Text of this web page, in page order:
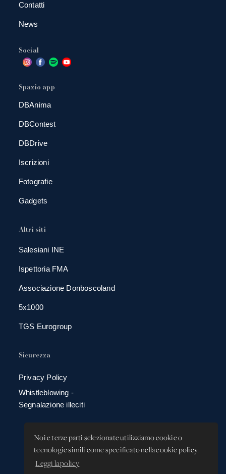
Noi e terze parti selezionate utilizziamo cookie o
tecnologie simili come specificato nella cookie policy.
Leggi la policy
Contatti
News
Social
Spazio app
DBAnima
DBContest
DBDrive
Iscrizioni
Fotografie
Gadgets
Altri siti
Salesiani INE
Ispettoria FMA
Associazione Donboscoland
5x1000
TGS Eurogroup
Sicurezza
Privacy Policy
Whistleblowing -
Segnalazione illeciti